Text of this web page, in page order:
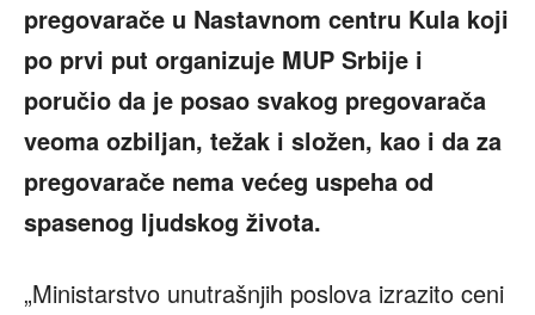
pregovarače u Nastavnom centru Kula koji
po prvi put organizuje MUP Srbije i
poručio da je posao svakog pregovarača
veoma ozbiljan, težak i složen, kao i da za
pregovarače nema većeg uspeha od
spasenog ljudskog života.
„Ministarstvo unutrašnjih poslova izrazito ceni